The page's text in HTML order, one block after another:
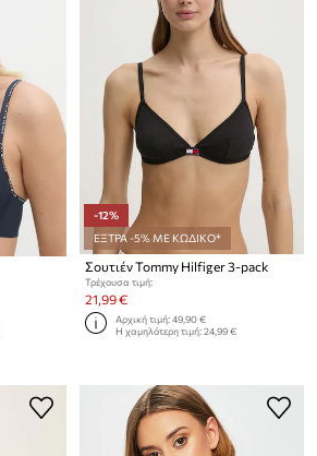
-12%
ΕΞΤΡΑ -5% ΜΕ ΚΩΔΙΚΟ*
Σουτιέν Tommy Hilfiger 3-pack
Τρέχουσα τιμή:
21,99 €
Αρχική τιμή:49,90 €
Η χαμηλότερη τιμή:24,99 €